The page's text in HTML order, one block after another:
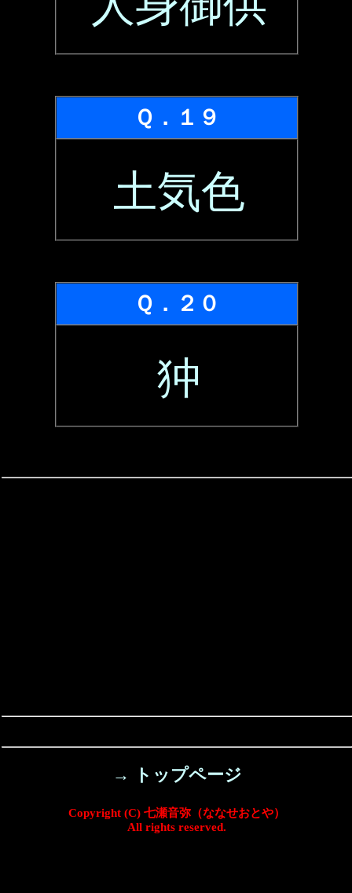
Ｑ．１９
土気色
Ｑ．２０
狆
→ トップページ
Copyright (C) 七瀬音弥（ななせおとや）
All rights reserved.